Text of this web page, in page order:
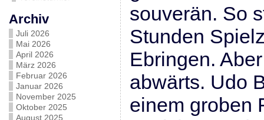
Archiv
Juli 2026
Mai 2026
April 2026
März 2026
Februar 2026
Januar 2026
November 2025
Oktober 2025
August 2025
souverän. So
Stunden
Ebringen.
abwärts. Udo
einem groben